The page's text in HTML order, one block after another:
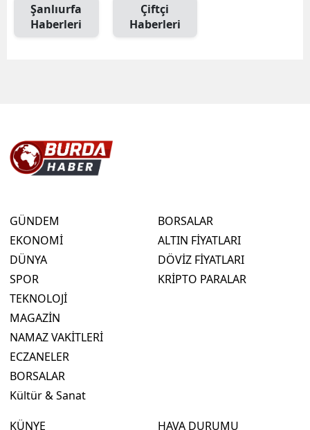
Şanlıurfa
Haberleri
Çiftçi
Haberleri
GÜNDEM
EKONOMİ
DÜNYA
SPOR
TEKNOLOJİ
MAGAZİN
NAMAZ VAKİTLERİ
ECZANELER
BORSALAR
Kültür & Sanat
BORSALAR
ALTIN FİYATLARI
DÖVİZ FİYATLARI
KRİPTO PARALAR
KÜNYE HAVA DURUMU